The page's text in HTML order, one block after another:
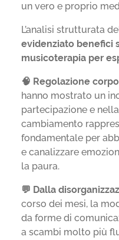
un vero e proprio
L’analisi strutturata
evidenziato benefici
musicoterapia per
🧠 Regolazione
hanno mostrato un
partecipazione e
cambiamento
fondamentale per
e canalizzare
la paura.
💬 Dalla
corso dei mesi, la
da forme di
a scambi molto più